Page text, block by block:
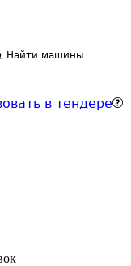
Найти машины
в тендере